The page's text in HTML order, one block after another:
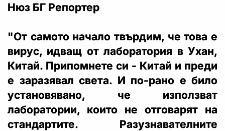
Нюз БГ Репортер
"От самото начало твърдим, че това е
вирус, идващ от лаборатория в Ухан,
Китай. Припомнете си - Китай и преди
е заразявал света. И по-рано е било
установявано, че използват
лаборатории, които не отговарят на
стандартите. Разузнавателните